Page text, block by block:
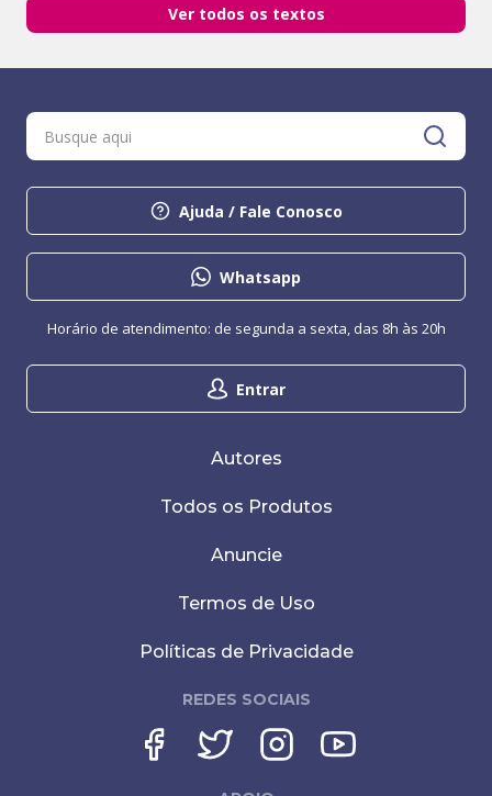
Ver todos os textos
Ajuda / Fale Conosco
Whatsapp
Entrar
Horário de atendimento: de segunda a sexta, das 8h às 20h
Autores
Todos os Produtos
Anuncie
Termos de Uso
Políticas de Privacidade
REDES SOCIAIS